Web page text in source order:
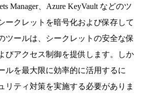
Manager、Azure KeyVault などのツ
ークレットを暗号化および保存して
ツールは、シークレットの安全な保
びアクセス制御を提供します。しか
ルを最大限に効率的に活用するに
リティ対策を実施する必要がありま